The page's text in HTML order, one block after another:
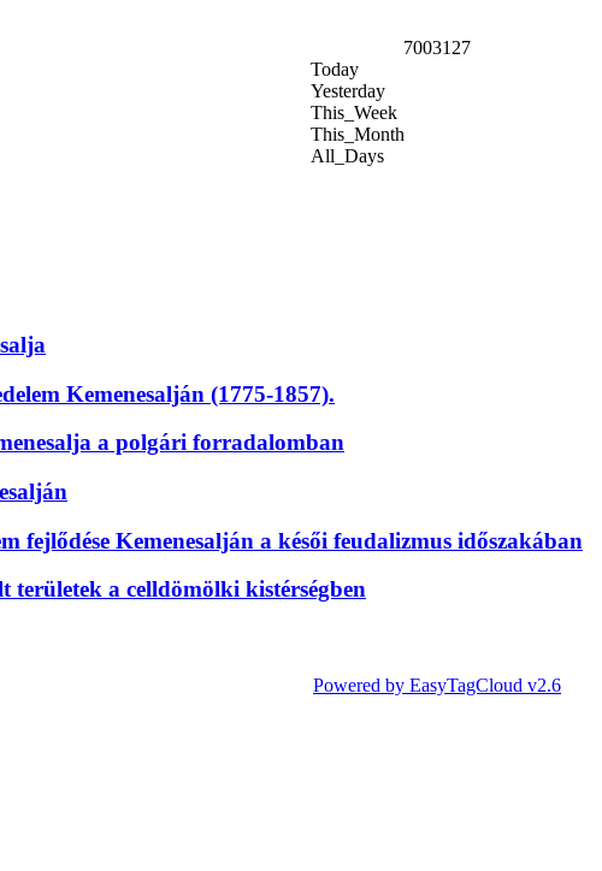
7003127
Today
Yesterday
This_Week
This_Month
All_Days
Kemenesalján (1775-1857).
a polgári forradalomban
fejlődése Kemenesalján a késői feudalizmus időszakában
területek a celldömölki kistérségben
Powered by EasyTagCloud v2.6